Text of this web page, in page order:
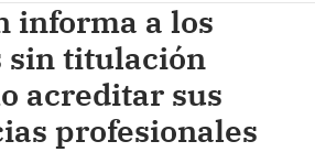
informa a los
sin titulación
acreditar sus
profesionales